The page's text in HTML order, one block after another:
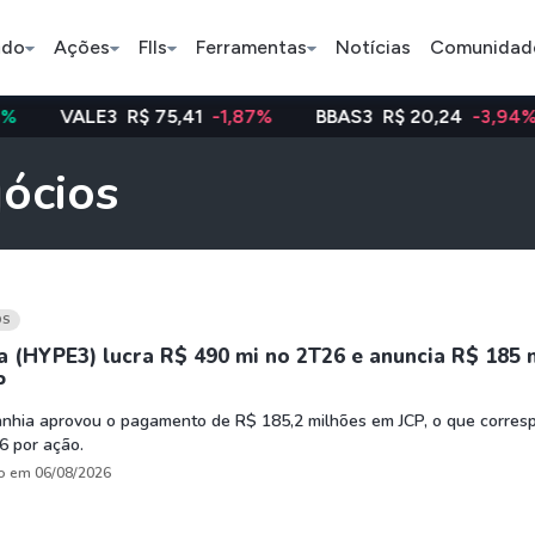
Ações FIIs Ferramentas Notícias
BOVA11
IVVB11
Tesla
Bitcoin
Binance
R$ 75,41 -1,87% BBAS3 R$ 20,24 -3,94%
(HYPE3) lucra R$ 490 mi no 2T26 e anuncia R$ 185
aprovou o pagamento de R$ 185,2 milhões em JCP, o que
por ação.
em 06/08/2026